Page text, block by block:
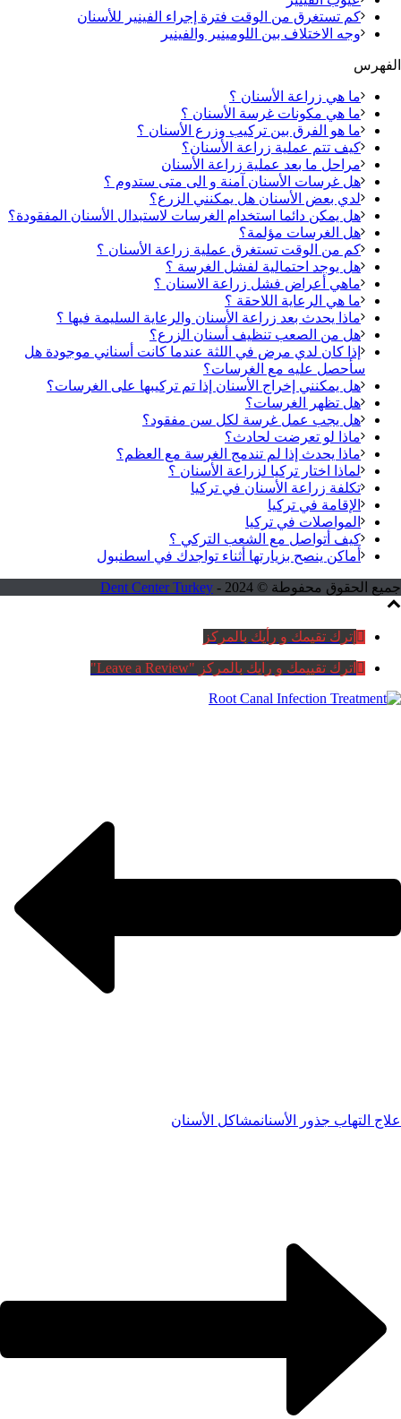
كم تستغرق من الوقت فترة إجراء الفينير للأسنان
وجه الاختلاف بين اللومينير والفينير
الفهرس
ما هي زراعة الأسنان ؟
ما هي مكونات غرسة الأسنان ؟
ما هو الفرق بين تركيب وزرع الأسنان ؟
كيف تتم عملية زراعة الأسنان؟
مراحل ما بعد عملية زراعة الأسنان
هل غرسات الأسنان آمنة و الى متى ستدوم ؟
لدي بعض الأسنان هل يمكنني الزرع؟
هل يمكن دائما استخدام الغرسات لاستبدال الأسنان المفقودة؟
هل الغرسات مؤلمة؟
كم من الوقت تستغرق عملية زراعة الأسنان ؟
هل يوجد احتمالية لفشل الغرسة ؟
ماهي أعراض فشل زراعة الاسنان ؟
ما هي الرعاية اللاحقة ؟
ماذا يحدث بعد زراعة الأسنان والرعاية السليمة فيها ؟
هل من الصعب تنظيف أسنان الزرع؟
إذا كان لدي مرض في اللثة عندما كانت أسناني موجودة هل
سأحصل عليه مع الغرسات؟
هل يمكنني إخراج الأسنان إذا تم تركيبها على الغرسات؟
هل تظهر الغرسات؟
هل يجب عمل غرسة لكل سن مفقود؟
ماذا لو تعرضت لحادث؟
ماذا يحدث إذا لم تندمج الغرسة مع العظم؟
لماذا اختار تركيا لزراعة الأسنان ؟
تكلفة زراعة الأسنان في تركيا
الإقامة في تركيا
المواصلات في تركيا
كيف أتواصل مع الشعب التركي ؟
أماكن ينصح بزيارتها أثناء تواجدك في اسطنبول
جميع الحقوق محفوطة © 2024 - Dent Center Turkey
إترك تقيمك و رأيك بالمركز
اترك تقييمك و رايك بالمركز "Leave a Review"
علاج التهاب جذور الأسنانمشاكل الأسنان